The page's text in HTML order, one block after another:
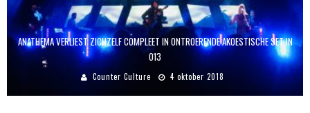
ANATHEMA VERLIEST ZICHZELF COMPLEET IN ONTROERENDE AKOESTISCHE SET IN
013
Counter Culture 4 oktober 2018